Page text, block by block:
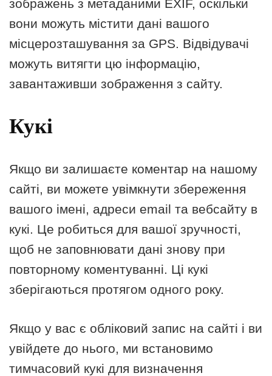
зображень з метаданими EXIF, оскільки
вони можуть містити дані вашого
місцерозташування за GPS. Відвідувачі
можуть витягти цю інформацію,
завантаживши зображення з сайту.
Кукі
Якщо ви залишаєте коментар на нашому
сайті, ви можете увімкнути збереження
вашого імені, адреси email та вебсайту в
кукі. Це робиться для вашої зручності,
щоб не заповнювати дані знову при
повторному коментуванні. Ці кукі
зберігаються протягом одного року.
Якщо у вас є обліковий запис на сайті і ви
увійдете до нього, ми встановимо
тимчасовий кукі для визначення